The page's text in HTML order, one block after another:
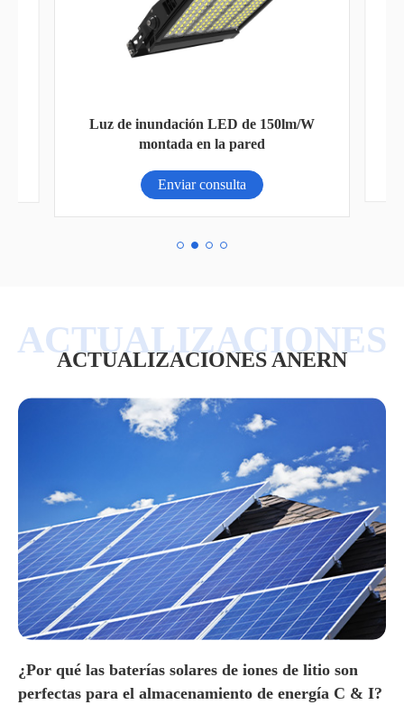
Luz de inundación LED de 150lm/W
montada en la pared
Enviar consulta
ACTUALIZACIONES ANERN
¿Por qué las baterías solares de iones de litio son
perfectas para el almacenamiento de energía C & I?